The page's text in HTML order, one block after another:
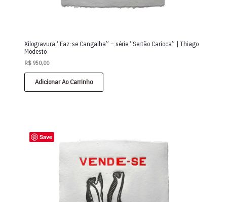
Xilogravura “Faz-se Cangalha” – série “Sertão Carioca” | Thiago
Modesto
R$ 950,00
Adicionar Ao Carrinho
Save